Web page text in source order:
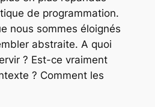
de programmation.
nous sommes éloignés
abstraite. A quoi
? Est-ce vraiment
? Comment les